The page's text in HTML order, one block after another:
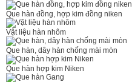
Que hàn đồng, hợp kim đồng niken
Vật liệu hàn nhôm
Que hàn, dây hàn chống mài mòn
Que hàn hợp kim Niken